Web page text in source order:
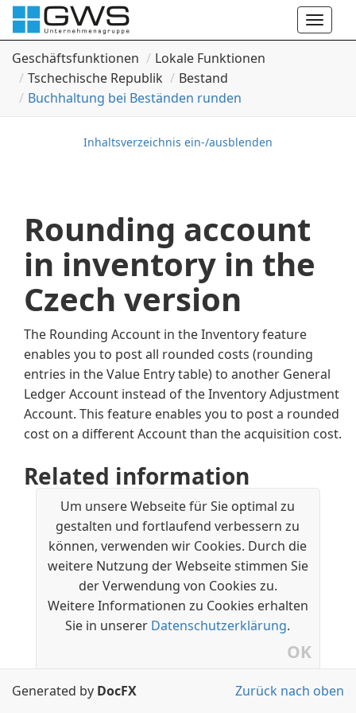
Um unsere Webseite für Sie optimal zu
gestalten und fortlaufend verbessern zu
können, verwenden wir Cookies. Durch die
weitere Nutzung der Webseite stimmen Sie
der Verwendung von Cookies zu.
Weitere Informationen zu Cookies erhalten
Sie in unserer Datenschutzerklärung.
OK
Toggle
Geschäftsfunktionen
Lokale Funktionen
Tschechische Republik
Bestand
Buchhaltung bei Beständen runden
Inhaltsverzeichnis ein-/ausblenden
Rounding account
in inventory in the
Czech version
The Rounding Account in the Inventory feature
enables you to post all rounded costs (rounding
entries in the Value Entry table) to another General
Ledger Account instead of the Inventory Adjustment
Account. This feature enables you to post a rounded
cost on a different Account than the acquisition cost.
Related information
Advanced Localization Pack for Czech
Czech Local Functionality
Zurück nach oben
Generated by DocFX